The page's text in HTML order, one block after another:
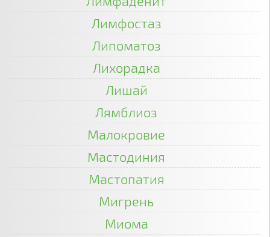
Лимфостаз
Липоматоз
Лихорадка
Лишай
Лямблиоз
Малокровие
Мастодиния
Мастопатия
Мигрень
Миома